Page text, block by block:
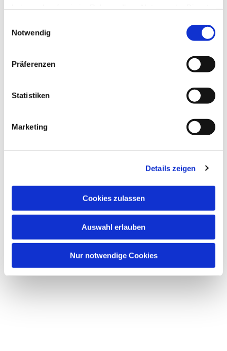
Notwendig
Präferenzen
Statistiken
Marketing
Details zeigen
Cookies zulassen
Auswahl erlauben
Nur notwendige Cookies
Dies könnte Sie auch